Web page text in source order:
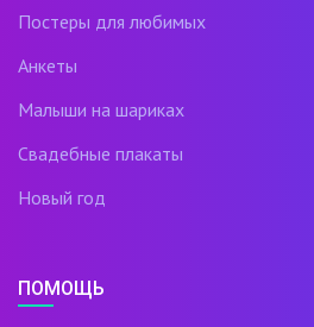
Постеры для любимых
Анкеты
Малыши на шариках
Свадебные плакаты
Новый год
ПОМОЩЬ